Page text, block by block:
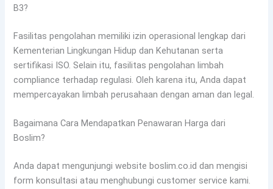
B3?
Fasilitas pengolahan memiliki izin operasional lengkap dari
Kementerian Lingkungan Hidup dan Kehutanan serta
sertifikasi ISO. Selain itu, fasilitas pengolahan limbah
compliance terhadap regulasi. Oleh karena itu, Anda dapat
mempercayakan limbah perusahaan dengan aman dan legal.
Bagaimana Cara Mendapatkan Penawaran Harga dari
Boslim?
Anda dapat mengunjungi website boslim.co.id dan mengisi
form konsultasi atau menghubungi customer service kami.